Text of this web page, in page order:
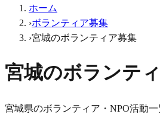
ホーム
›ボランティア募集
›宮城のボランティア募集
宮城のボランテ
宮城県のボランティア・NPO活動